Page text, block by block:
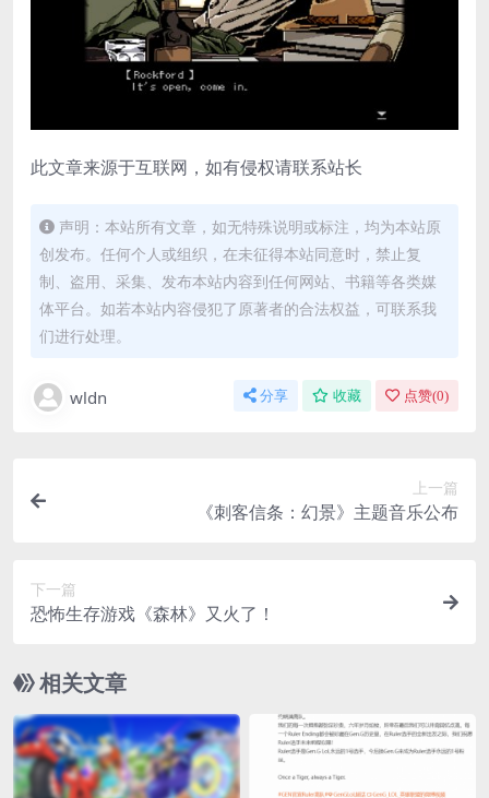
此文章来源于互联网，如有侵权请联系站长
声明：本站所有文章，如无特殊说明或标注，均为本站原
创发布。任何个人或组织，在未征得本站同意时，禁止复
制、盗用、采集、发布本站内容到任何网站、书籍等各类媒
体平台。如若本站内容侵犯了原著者的合法权益，可联系我
们进行处理。
wldn 分享 收藏 点赞(0)
上一篇
《刺客信条：幻景》主题音乐公布
下一篇
恐怖生存游戏《森林》又火了！
相关文章